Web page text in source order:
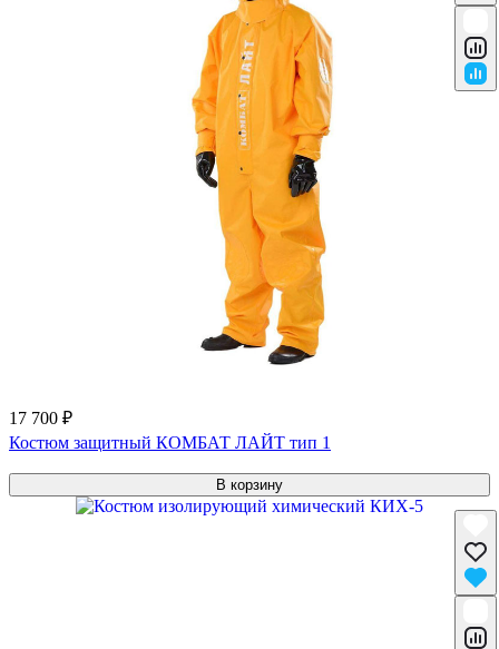
17 700 ₽
Костюм защитный КОМБАТ ЛАЙТ тип 1
В корзину